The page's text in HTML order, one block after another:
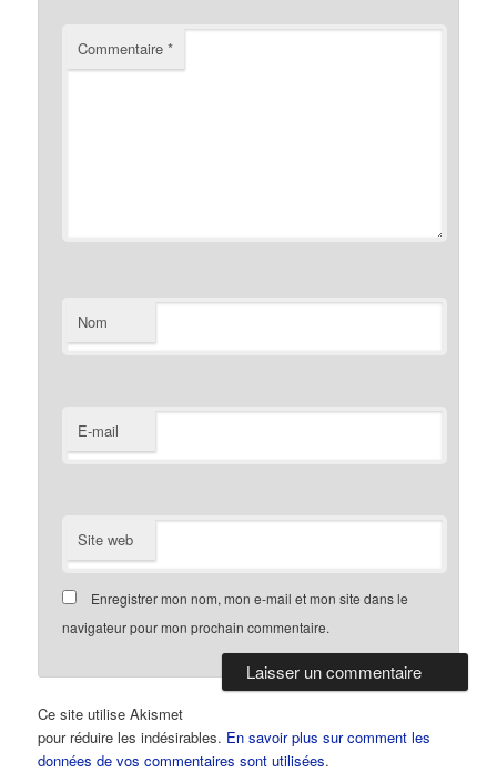
Commentaire*
Nom
E-mail
Site web
Enregistrer mon nom, mon e-mail et mon site dans le
navigateur pour mon prochain commentaire.
Ce site utilise Akismet
pour réduire les indésirables. En savoir plus sur comment les
données de vos commentaires sont utilisées.